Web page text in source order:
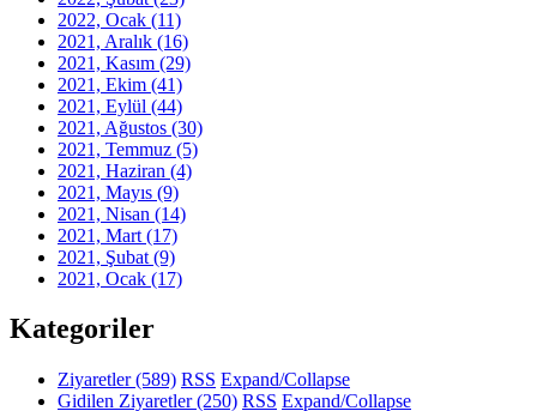
2022, Ocak (11)
2021, Aralık (16)
2021, Kasım (29)
2021, Ekim (41)
2021, Eylül (44)
2021, Ağustos (30)
2021, Temmuz (5)
2021, Haziran (4)
2021, Mayıs (9)
2021, Nisan (14)
2021, Mart (17)
2021, Şubat (9)
2021, Ocak (17)
Kategoriler
Ziyaretler(589) RSS Expand/Collapse
Gidilen Ziyaretler(250) RSS Expand/Collapse